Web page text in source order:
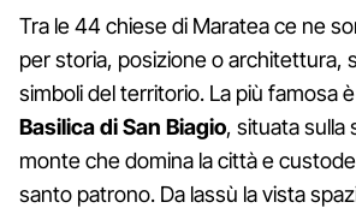
Tra le 44 chiese di Maratea ce ne
per storia, posizione o architettura,
simboli del territorio. La più famosa
Basilica di San Biagio, situata sulla
monte che domina la città e
santo patrono. Da lassù la vista